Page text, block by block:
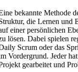
bekannte Methode
die Lernen und
einer persönlichen
lösen. Dabei spielen
Scrum oder das
Vordergrund. Jeder
gearbeitet und